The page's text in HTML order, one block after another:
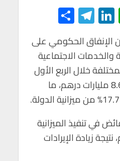
W
h
at
s
A
p
p
Li
n
ke
dI
n
Te
le
gr
a
m
h
ar
e
الإنفاق الحكومي على
والخدمات الاجتماعية
خلال الربع الأول
من العام الجاري بلغ 8.6 مليارات درهم، ما
في تنفيذ الميزانية
نتيجة زيادة الإيرادات